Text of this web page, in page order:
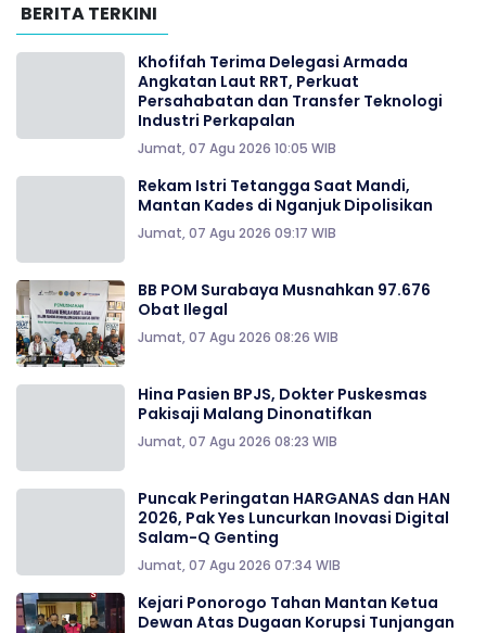
BERITA TERKINI
Khofifah Terima Delegasi Armada
Angkatan Laut RRT, Perkuat
Persahabatan dan Transfer Teknologi
Industri Perkapalan
Jumat, 07 Agu 2026 10:05 WIB
Rekam Istri Tetangga Saat Mandi,
Mantan Kades di Nganjuk Dipolisikan
Jumat, 07 Agu 2026 09:17 WIB
BB POM Surabaya Musnahkan 97.676
Obat Ilegal
Jumat, 07 Agu 2026 08:26 WIB
Hina Pasien BPJS, Dokter Puskesmas
Pakisaji Malang Dinonatifkan
Jumat, 07 Agu 2026 08:23 WIB
Puncak Peringatan HARGANAS dan HAN
2026, Pak Yes Luncurkan Inovasi Digital
Salam-Q Genting
Jumat, 07 Agu 2026 07:34 WIB
Kejari Ponorogo Tahan Mantan Ketua
Dewan Atas Dugaan Korupsi Tunjangan